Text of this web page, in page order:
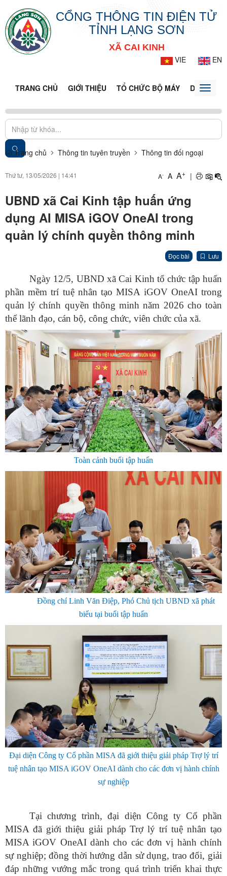
CỔNG THÔNG TIN ĐIỆN TỬ
TỈNH LẠNG SƠN
XÃ CAI KINH
VIE
EN
TRANG CHỦ GIỚI THIỆU TỔ CHỨC BỘ MÁY DOANH
Toggle
Trang chủ Thông tin tuyên truyền Thông tin đối ngoại
Thứ tư, 13/05/2026 | 14:41 A- A A+ |
UBND xã Cai Kinh tập huấn ứng
dụng AI MISA iGOV OneAI trong
quản lý chính quyền thông minh
Đọc bài Lưu
Ngày 12/5, UBND xã Cai Kinh tổ chức tập huấn
phần mềm trí tuệ nhân tạo MISA iGOV OneAI trong
quản lý chính quyền thông minh năm 2026 cho toàn
thể lãnh đạo, cán bộ, công chức, viên chức của xã.
Toàn cảnh buổi tập huấn
Đồng chí Linh Văn Điệp, Phó Chủ tịch UBND xã phát
biểu tại buổi tập huấn
Đại diện Công ty Cổ phần MISA đã giới thiệu giải pháp Trợ lý trí
tuệ nhân tạo MISA iGOV OneAI dành cho các đơn vị hành chính
sự nghiệp
Tại chương trình, đại diện Công ty Cổ phần
MISA đã giới thiệu giải pháp Trợ lý trí tuệ nhân tạo
MISA iGOV OneAI dành cho các đơn vị hành chính
sự nghiệp; đồng thời hướng dẫn sử dụng, trao đổi, giải
đáp những vướng mắc trong quá trình triển khai thực